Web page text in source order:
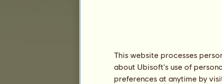
Neulinka221
This website processes
about Ubisoft's use of
preferences at anytime by